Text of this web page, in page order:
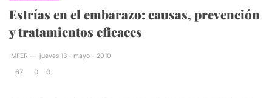
Estrías en el embarazo: causas, prevención
y tratamientos eficaces
IMFER — jueves 13 - mayo - 2010
67 0 0